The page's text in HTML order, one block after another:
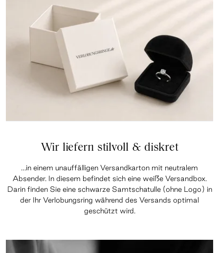
Wir liefern stilvoll & diskret
…in einem unauffälligen Versandkarton mit neutralem
Absender. In diesem befindet sich eine weiße Versandbox.
Darin finden Sie eine schwarze Samtschatulle (ohne Logo) in
der Ihr Verlobungsring während des Versands optimal
geschützt wird.